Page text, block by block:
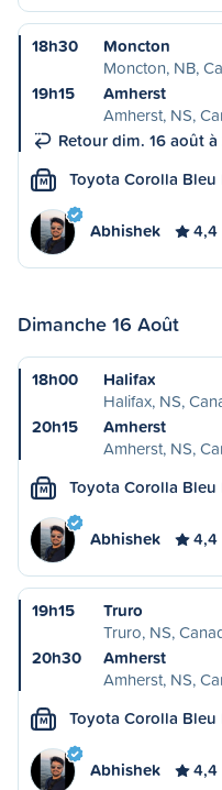
18h30
Moncton
Moncton, NB,
19h15
Amherst
Amherst, NS,
Retour dim. 16 août
M Toyota Corolla
Abhishek 4,4
Dimanche 16 Août
18h00
Halifax
Halifax, NS,
20h15
Amherst
Amherst, NS,
M Toyota Corolla
Abhishek 4,4
19h15
Truro
Truro, NS,
20h30
Amherst
Amherst, NS,
M Toyota Corolla
Abhishek 4,4